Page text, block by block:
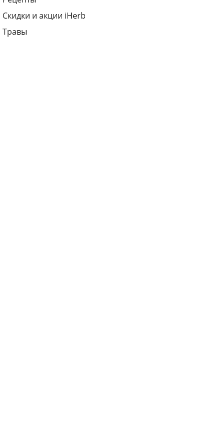
Скидки и акции iHerb
Травы